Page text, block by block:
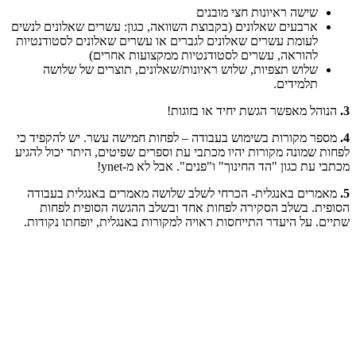
שישה ראיונות חצי מובנים
ארבעים שאלונים (בקבוצת השוואה, כגון: עשרים שאלונים לנשים
לעומת עשרים שאלונים לגברים או עשרים שאלונים לסטודנטיות
להוראה, עשרים לסטודנטיות ממקצועות אחרים)
שלוש תצפיות, שלוש ראיונות/שאלונים, תוצרים של שלושה
תלמידים.
3. הנוהל מאפשר הגשת יחיד או בזוגות!
4. מספר מקורות בשימוש בעבודה – לפחות חמישה עשר. יש להקפיד כי
לפחות שמונה מקורות יהיו מכתבי עת וספרים שפיטים, היתר יכול להגיע
מכתבי עת כגון "הד החינוך" ו"פנים". אבל לא מ-ynet!
5. מאמרים באנגלית- הכרחי לשלב שלושה מאמרים באנגלית בעבודה
הסופית. בשלב הסקירה לפחות אחד ובשלב ההגשה הסופית לפחות
שתיים. על היעדר התייחסות ראויה למקורות באנגלית, יופחתו נקודות.